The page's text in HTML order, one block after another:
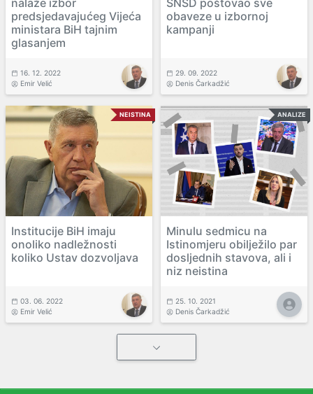
nalaže izbor
predsjedavajućeg Vijeća
ministara BiH tajnim
glasanjem
16. 12. 2022
Emir Velić
SNSD poštovao sve
obaveze u izbornoj
kampanji
29. 09. 2022
Denis Čarkadžić
NEISTINA
Institucije BiH imaju
onoliko nadležnosti
koliko Ustav dozvoljava
03. 06. 2022
Emir Velić
ANALIZE
Minulu sedmicu na
Istinomjeru obilježilo par
dosljednih stavova, ali i
niz neistina
25. 10. 2021
Denis Čarkadžić